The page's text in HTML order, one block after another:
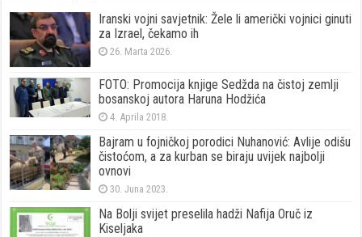
Iranski vojni savjetnik: Žele li američki vojnici ginuti
za Izrael, čekamo ih
26. Marta 2026.
FOTO: Promocija knjige Sedžda na čistoj zemlji
bosanskoj autora Haruna Hodžića
4. Aprila 2018.
Bajram u fojničkoj porodici Nuhanović: Avlije odišu
čistoćom, a za kurban se biraju uvijek najbolji
ovnovi
30. Juna 2023.
Na Bolji svijet preselila hadži Nafija Oruč iz
Kiseljaka